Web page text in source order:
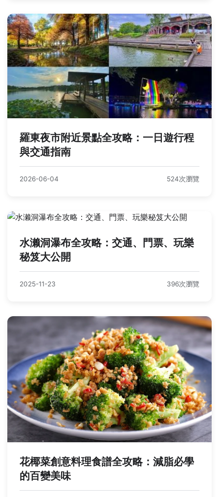
羅東夜市附近景點全攻略：一日遊行程
與交通指南
2026-06-04 524次瀏覽
水濑洞瀑布全攻略：交通、門票、玩樂
秘笈大公開
2025-11-23 396次瀏覽
花椰菜創意料理食譜全攻略：減脂必學
的百變美味